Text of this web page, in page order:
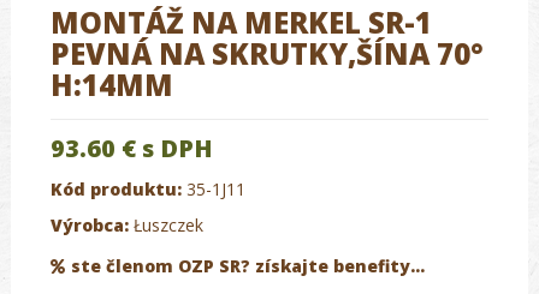
MONTÁŽ NA MERKEL SR-1
PEVNÁ NA SKRUTKY,ŠÍNA 70°
H:14MM
93.60 € s DPH
Kód produktu: 35-1J11
Výrobca: Łuszczek
ste členom OZP SR? získajte benefity...